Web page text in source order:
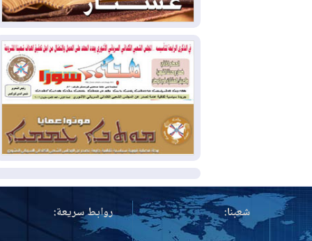
2026-08-03
أوامر بإجلاء 60 ألف شخص
بسبب الحرائق في ولاية واشنطن
2026-08-02
مشروع "حسابي" يُمهل
الموظفين حتى نهاية أغسطس لاستلام
بطاقاتهم المصرفية
2026-08-02دمشق وعمّان تحذران بغداد:
أي هجوم من أراضي العراق سيواجه برد
المزيد
شعبنا: روابط سريعة: